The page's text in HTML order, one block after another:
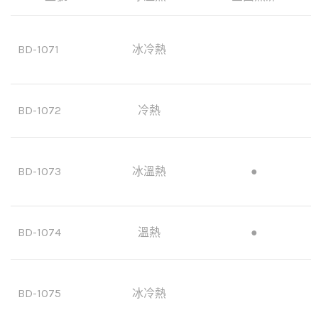
BD-1071 冰冷熱
BD-1072 冷熱
BD-1073 冰溫熱 ●
BD-1074 溫熱 ●
BD-1075 冰冷熱